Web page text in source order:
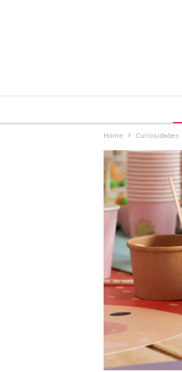
Home Curiosidades